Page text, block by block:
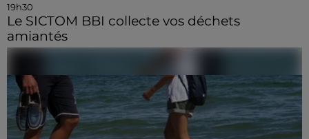
19h30
Le SICTOM BBI collecte vos déchets
amiantés